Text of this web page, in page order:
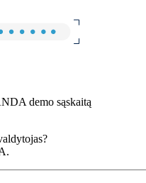
demo sąskaitą